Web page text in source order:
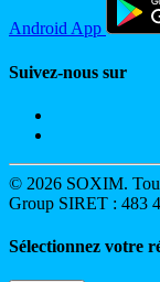
Android App
Suivez-nous sur
© 2026 SOXIM.
Group SIRET : 483
Sélectionnez votre